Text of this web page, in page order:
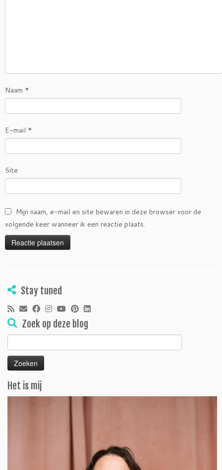
Naam *
E-mail *
Site
Mijn naam, e-mail en site bewaren in deze browser voor de
volgende keer wanneer ik een reactie plaats.
Stay tuned
Zoek op deze blog
Zoeken
naar:
Het is mij